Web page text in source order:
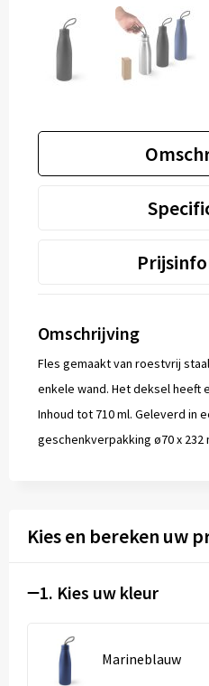
Omschrijving
Fles gemaakt van roestvrij
enkele wand. Het deksel heeft
Inhoud tot 710 ml. Geleverd in
geschenkverpakking ø70 x 232
Kies en bereken uw
1. Kies uw kleur
Marineblauw